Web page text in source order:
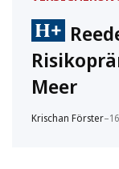
Meer
Krischan Förster–